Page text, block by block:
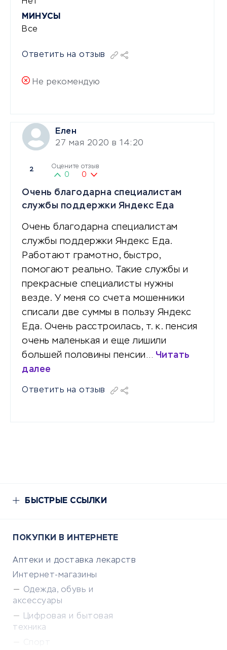
МИНУСЫ
Все
Ответить на отзыв
Не рекомендую
Елен
27 мая 2020 в 14:20
2 Оцените отзыв
0 0
Очень благодарна специалистам
службы поддержки Яндекс Еда
Очень благодарна специалистам
службы поддержки Яндекс Еда.
Работают грамотно, быстро,
помогают реально. Такие службы и
прекрасные специалисты нужны
везде. У меня со счета мошенники
списали две суммы в пользу Яндекс
Еда. Очень расстроилась, т. к. пенсия
очень маленькая и еще лишили
большей половины пенсии… Читать
далее
Ответить на отзыв
БЫСТРЫЕ ССЫЛКИ
ПОКУПКИ В ИНТЕРНЕТЕ
Аптеки и доставка лекарств
Интернет-магазины
Одежда, обувь и
аксессуары
Цифровая и бытовая
техника